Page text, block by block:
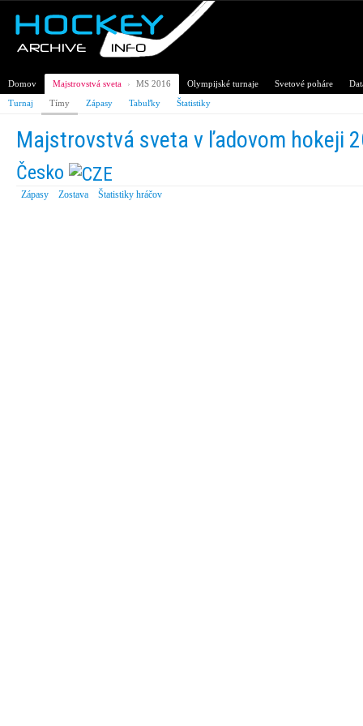
Domov Majstrovstvá sveta › MS 2016 Olympijské turnaje Svetové poháre
Turnaj
Tímy Zápasy Tabuľky Štatistiky
Majstrovstvá sveta v ľadovom hokeji
Česko
Zápasy Zostava Štatistiky hráčov